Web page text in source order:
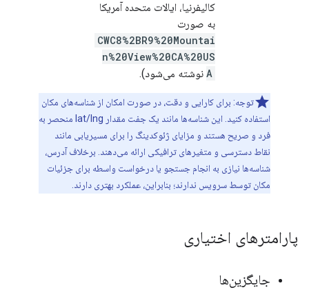
کالیفرنیا، ایالات متحده آمریکا
به صورت
CWC8%2BR9%20Mountai
n%20View%20CA%20US
A نوشته می‌شود).
توجه: برای کارایی و دقت، در صورت امکان از شناسه‌های مکان
استفاده کنید. این شناسه‌ها مانند یک جفت مقدار lat/lng منحصر به
فرد و صریح هستند و مزایای ژئوکدینگ را برای مسیریابی مانند
نقاط دسترسی و متغیرهای ترافیکی ارائه می‌دهند. برخلاف آدرس،
شناسه‌ها نیازی به انجام جستجو یا درخواست واسطه برای جزئیات
مکان توسط سرویس ندارند؛ بنابراین، عملکرد بهتری دارند.
پارامترهای اختیاری
جایگزین‌ها